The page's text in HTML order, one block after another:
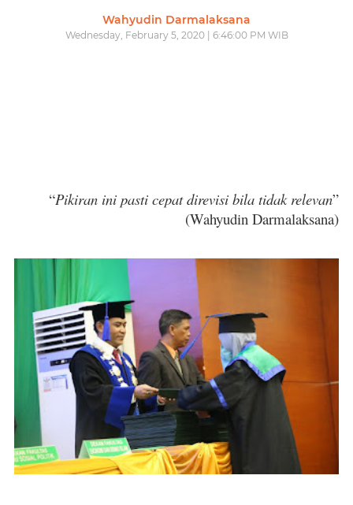
Wahyudin Darmalaksana
Wednesday, February 5, 2020 | 6:46:00 PM WIB
“Pikiran ini pasti cepat direvisi bila tidak relevan”
(Wahyudin Darmalaksana)